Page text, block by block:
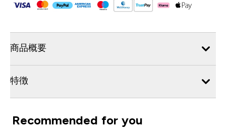
商品概要
特徴
Recommended for you